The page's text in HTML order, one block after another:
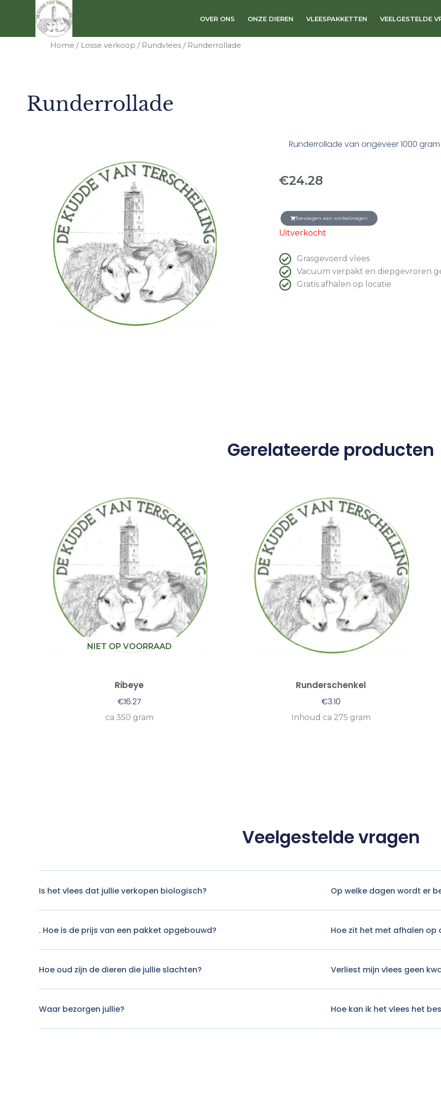
OVER ONS ONZE DIEREN VLEESPAKKETTEN VEELGESTELDE
Home / Losse verkoop / Rundvlees / Runderrollade
Runderrollade
Runderrollade van ongeveer 1000 gram
€24.28
Toevoegen aan winkelwagen
Uitverkocht
Grasgevoerd vlees
Vacuum verpakt en diepgevroren
Gratis afhalen op locatie
Gerelateerde producten
NIET OP VOORRAAD
Ribeye
€16.27
ca 350 gram
Runderschenkel
€3.10
Inhoud ca 275 gram
Veelgestelde vragen
Is het vlees dat jullie verkopen biologisch?
. Hoe is de prijs van een pakket opgebouwd?
Hoe oud zijn de dieren die jullie slachten?
Waar bezorgen jullie?
Op welke dagen wordt er
Hoe zit het met afhalen op
Verliest mijn vlees geen
Hoe kan ik het vlees het